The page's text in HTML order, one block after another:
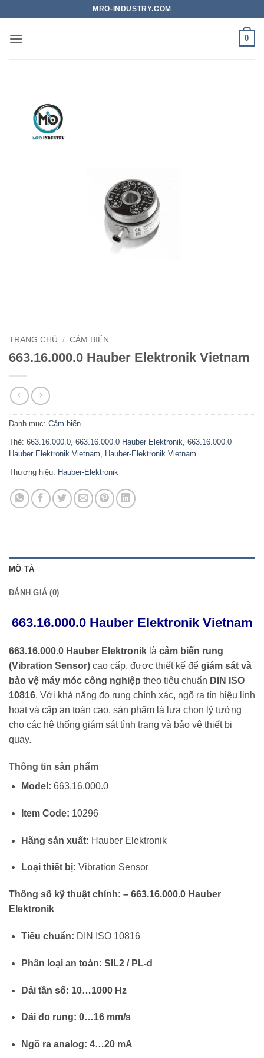
nội
MRO-INDUSTRY.COM
0
TRANG CHỦ / CẢM BIẾN
663.16.000.0 Hauber Elektronik Vietnam
Danh mục: Cảm biến
Thẻ: 663.16.000.0, 663.16.000.0 Hauber Elektronik, 663.16.000.0
Hauber Elektronik Vietnam, Hauber-Elektronik Vietnam
Thương hiệu: Hauber-Elektronik
MÔ TẢ
ĐÁNH GIÁ (0)
663.16.000.0 Hauber Elektronik Vietnam
663.16.000.0 Hauber Elektronik là cảm biến rung
(Vibration Sensor) cao cấp, được thiết kế để giám sát và
bảo vệ máy móc công nghiệp theo tiêu chuẩn DIN ISO
10816. Với khả năng đo rung chính xác, ngõ ra tín hiệu linh
hoạt và cấp an toàn cao, sản phẩm là lựa chọn lý tưởng
cho các hệ thống giám sát tình trạng và bảo vệ thiết bị
quay.
Thông tin sản phẩm
Model: 663.16.000.0
Item Code: 10296
Hãng sản xuất: Hauber Elektronik
Loại thiết bị: Vibration Sensor
Thông số kỹ thuật chính: – 663.16.000.0 Hauber
Elektronik
Tiêu chuẩn: DIN ISO 10816
Phân loại an toàn: SIL2 / PL-d
Dải tần số: 10…1000 Hz
Dải đo rung: 0…16 mm/s
Ngõ ra analog: 4…20 mA